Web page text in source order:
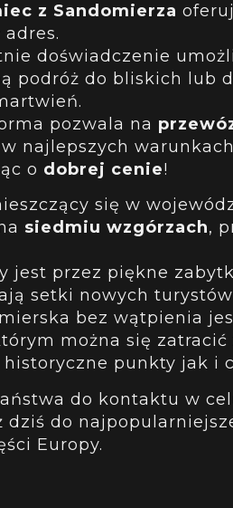
z Sandomierza
doświadczenie
podróż do bliskich lub
pozwala na
w najlepszych
o dobrej cenie!
się w
siedmiu wzgórzach,
jest przez piękne
setki nowych
bez wątpienia
można się zatracić
punkty jak i
do kontaktu w
dziś do
Europy.